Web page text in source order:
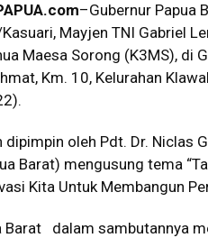
–Gubernur Papua
Mayjen TNI Gabriel
Maesa Sorong (K3MS), di
Km. 10, Kelurahan
dipimpin oleh Pdt. Dr. Niclas
Barat) mengusung tema
Kita Untuk Membangun
Barat dalam sambutannya